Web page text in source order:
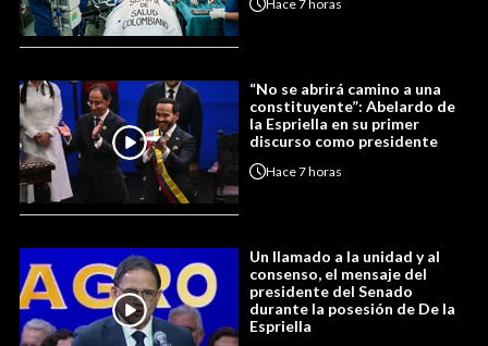
Hace7 horas
“No se abrirá camino a una
constituyente”: Abelardo de
la Espriella en su primer
discurso como presidente
Hace7 horas
Un llamado a la unidad y al
consenso, el mensaje del
presidente del Senado
durante la posesión de De la
Espriella